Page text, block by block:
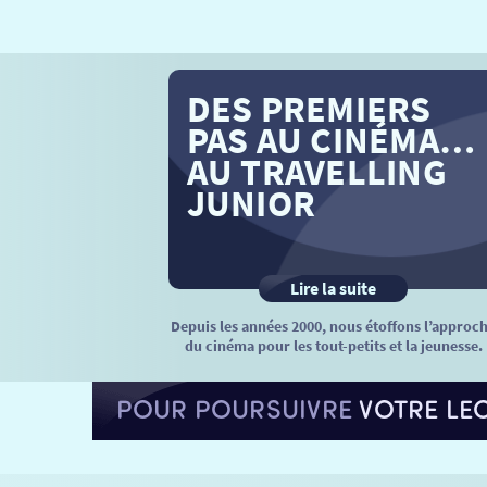
DES PREMIERS
PAS AU CINÉMA…
AU TRAVELLING
JUNIOR
Lire la suite
Depuis les années 2000, nous étoffons
du cinéma pour les tout-petits et la jeunesse.
POUR POURSUIVREVOTRE